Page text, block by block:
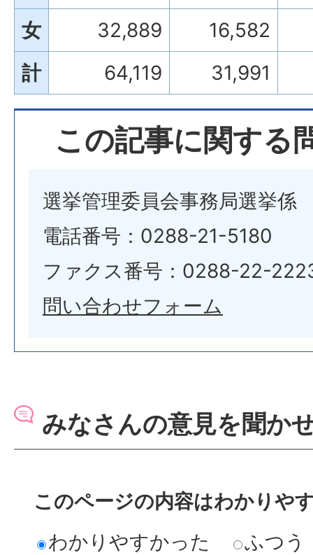
女
32,889
16,582
計
64,119 31,991
この記事に関する
選挙管理委員会事務局選挙係
電話番号：0288-21-5180
ファクス番号：0288-22-
問い合わせフォーム
みなさんの意見を聞か
このページの内容はわかりや
わかりやすかった
ふつう